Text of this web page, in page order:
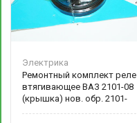
Электрика
Ремонтный комплект реле
втягивающее ВАЗ 2101-08
(крышка) нов. обр. 2101-